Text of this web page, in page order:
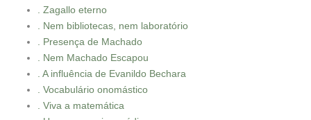
. Zagallo eterno
. Nem bibliotecas, nem laboratório
. Presença de Machado
. Nem Machado Escapou
. A influência de Evanildo Bechara
. Vocabulário onomástico
. Viva a matemática